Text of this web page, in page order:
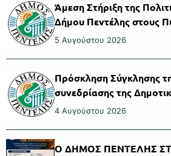
Άμεση Στήριξη της
Δήμου Πεντέλης στους
5 Αυγούστου 2026
Πρόσκληση Σύγκλησης
συνεδρίασης της
4 Αυγούστου 2026
Ο ΔΗΜΟΣ ΠΕΝΤΕΛΗΣ